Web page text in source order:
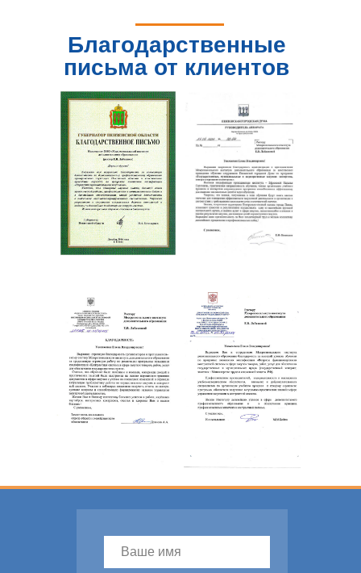
Благодарственные
письма от клиентов